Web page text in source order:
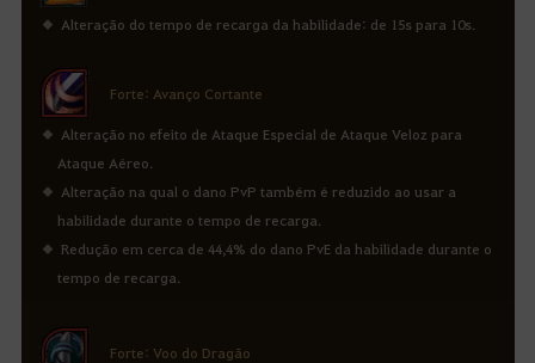
Alteração do tempo de recarga da habilidade: de 15s para 10s.
Forte: Avanço Cortante
Alteração no efeito de Ataque Especial de Ataque Veloz para
Ataque Aéreo.
Alteração na qual o dano PvP também é reduzido ao usar a
habilidade durante o tempo de recarga.
Redução em cerca de 44,4% do dano PvE da habilidade durante o
tempo de recarga.
Forte: Voo do Dragão